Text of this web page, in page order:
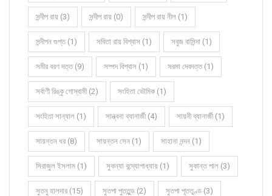
সন্দীপ রায় (3) সন্দীপ রায় (0) সন্দীপ রায় নীল (1)
সন্দীপন গুপ্ত (1) সবিতা রায় বিশ্বাস (1) সবুজ বাসিন্দা (1)
সমীর বরণ দত্ত (9) সম্পদ বিশ্বাস (1) সরমা দেবদত্ত (1)
সর্বাণী রিঙ্কু গোস্বামী (2) সংহিতা ভৌমিক (1)
সংহিতা সান্যাল (1) সান্ত্বনা ব্যানার্জী (4) সায়নী ব্যানার্জী (1)
সায়ন্তন ধর (8) সায়ন্তন সেন (1) সাহানা নন্দন (1)
সিরাজুল ইসলাম (1) সুকন্যা বন্দ্যোপাধ্যায় (1) সুকান্ত পাল (3)
সুতনু হালদার (15) সুতপা পুততুন্ড (2) সুতপা পূততুণ্ড (3)